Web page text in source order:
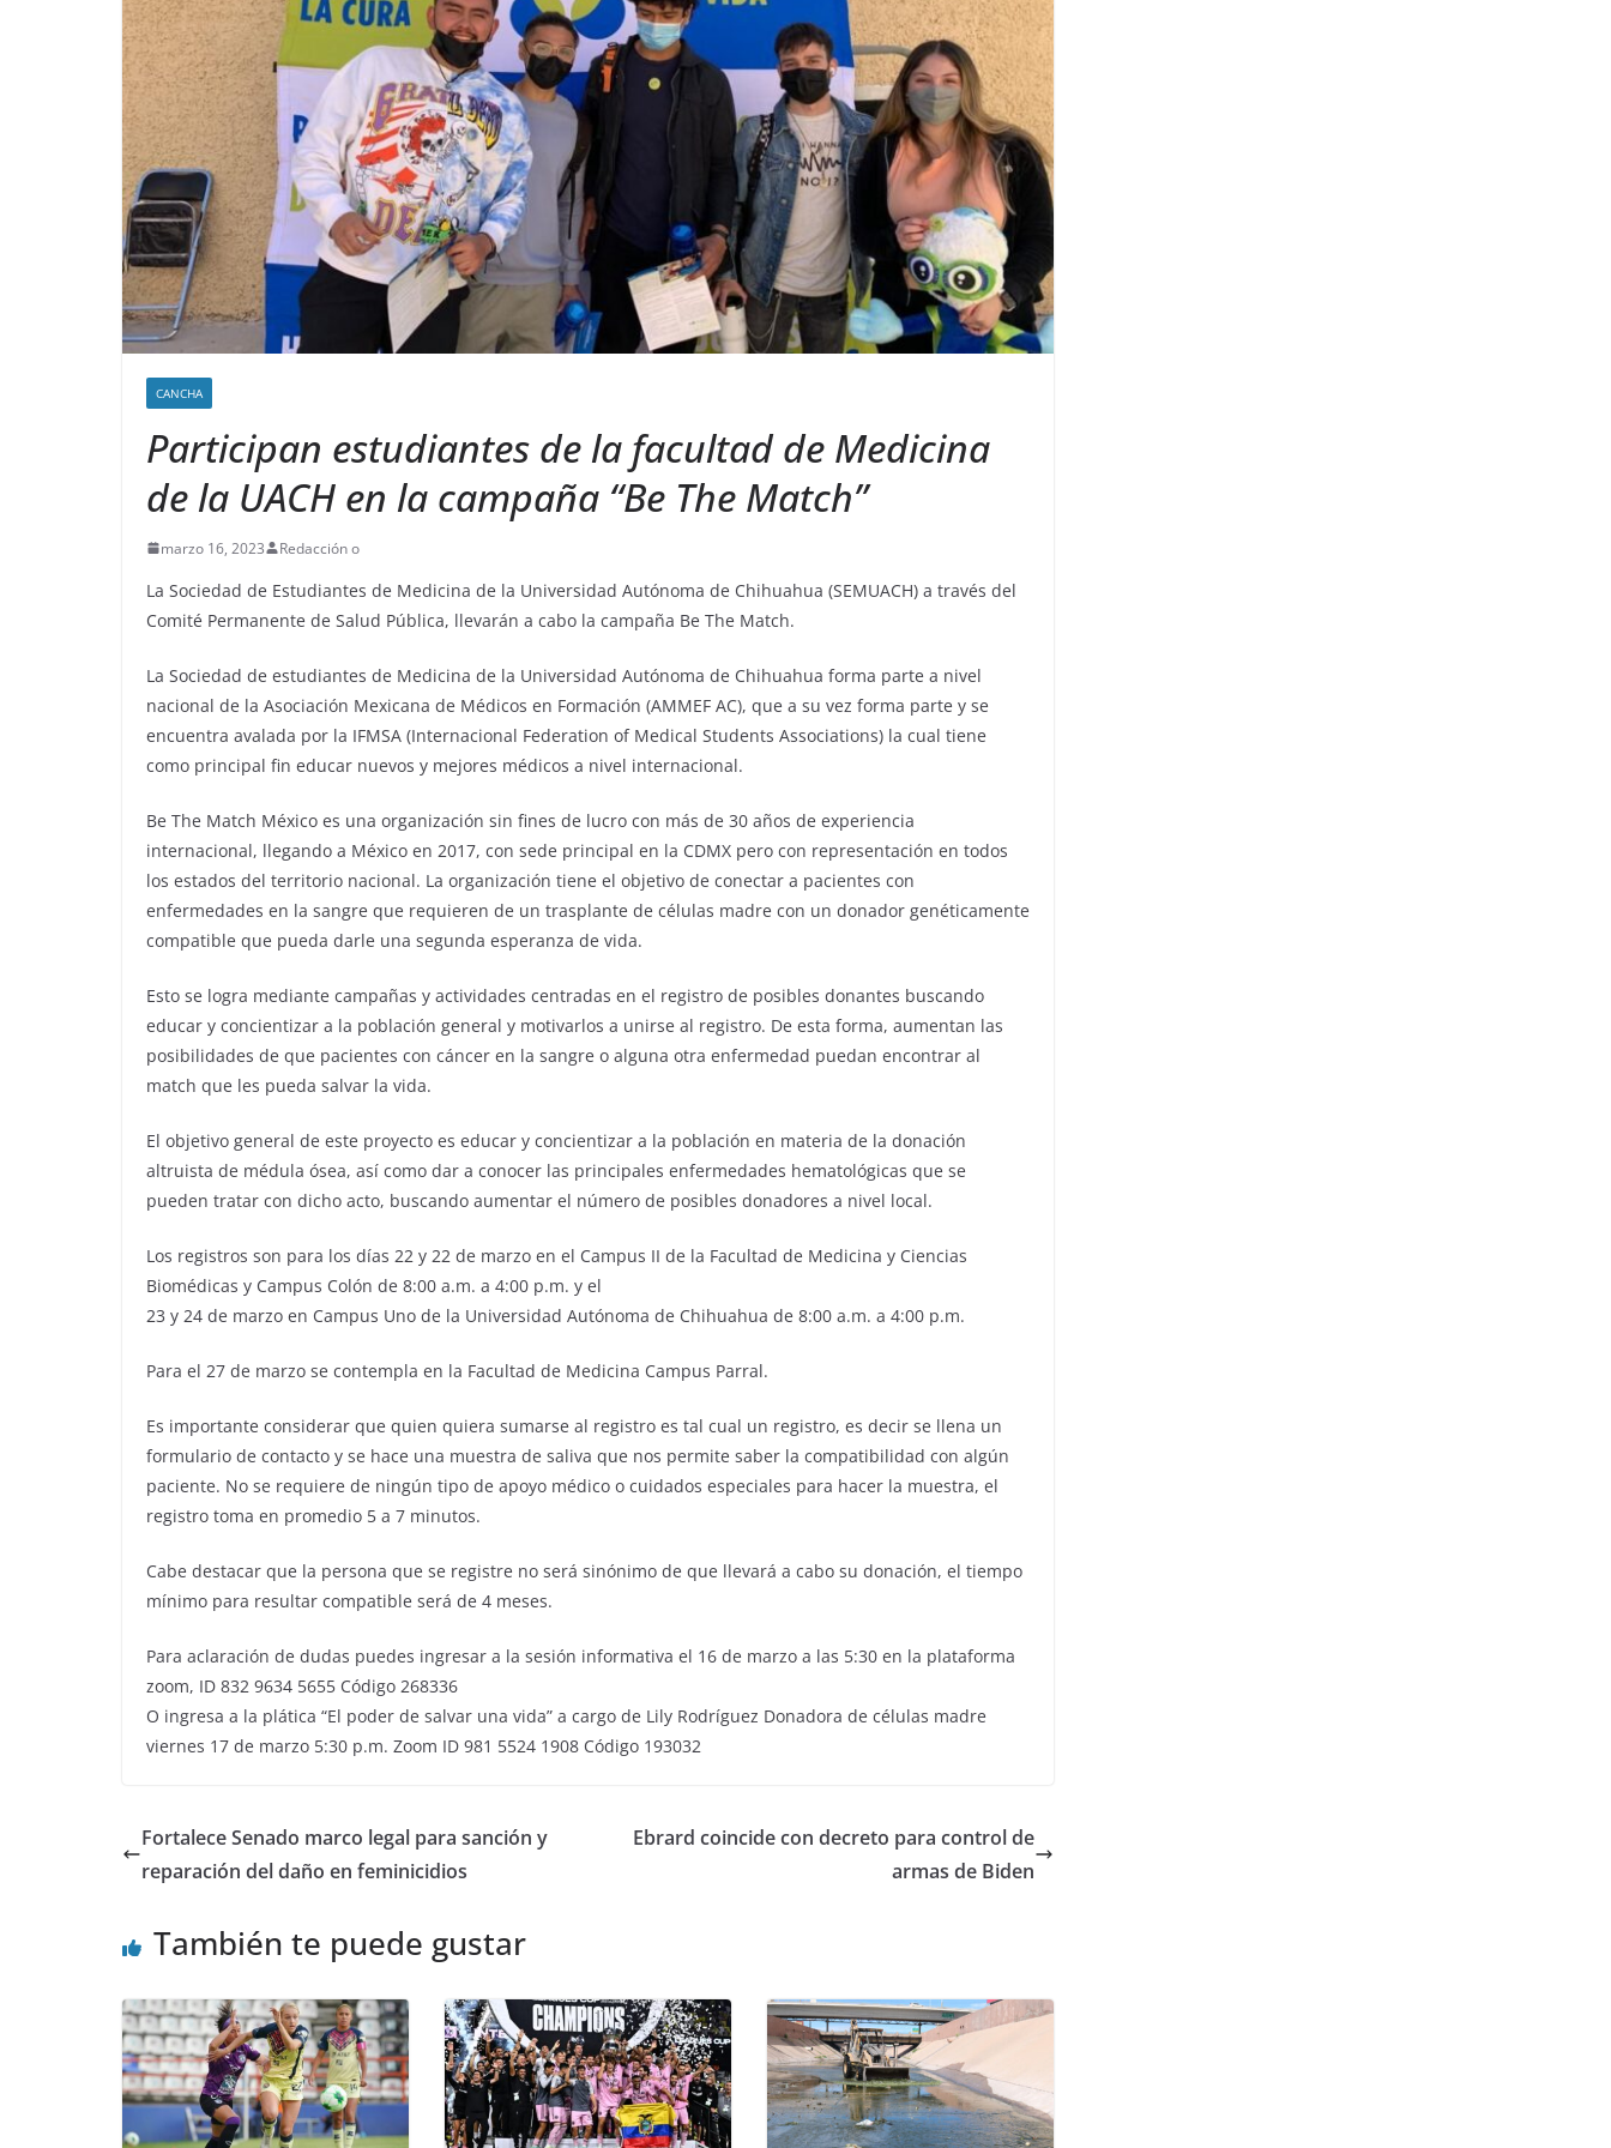
CANCHA
Participan estudiantes de la facultad de Medicina
de la UACH en la campaña “Be The Match”
marzo 16, 2023 Redacción o
La Sociedad de Estudiantes de Medicina de la Universidad Autónoma de Chihuahua (SEMUACH) a través del
Comité Permanente de Salud Pública, llevarán a cabo la campaña Be The Match.
La Sociedad de estudiantes de Medicina de la Universidad Autónoma de Chihuahua forma parte a nivel
nacional de la Asociación Mexicana de Médicos en Formación (AMMEF AC), que a su vez forma parte y se
encuentra avalada por la IFMSA (Internacional Federation of Medical Students Associations) la cual tiene
como principal fin educar nuevos y mejores médicos a nivel internacional.
Be The Match México es una organización sin fines de lucro con más de 30 años de experiencia
internacional, llegando a México en 2017, con sede principal en la CDMX pero con representación en todos
los estados del territorio nacional. La organización tiene el objetivo de conectar a pacientes con
enfermedades en la sangre que requieren de un trasplante de células madre con un donador genéticamente
compatible que pueda darle una segunda esperanza de vida.
Esto se logra mediante campañas y actividades centradas en el registro de posibles donantes buscando
educar y concientizar a la población general y motivarlos a unirse al registro. De esta forma, aumentan las
posibilidades de que pacientes con cáncer en la sangre o alguna otra enfermedad puedan encontrar al
match que les pueda salvar la vida.
El objetivo general de este proyecto es educar y concientizar a la población en materia de la donación
altruista de médula ósea, así como dar a conocer las principales enfermedades hematológicas que se
pueden tratar con dicho acto, buscando aumentar el número de posibles donadores a nivel local.
Los registros son para los días 22 y 22 de marzo en el Campus II de la Facultad de Medicina y Ciencias
Biomédicas y Campus Colón de 8:00 a.m. a 4:00 p.m. y el
23 y 24 de marzo en Campus Uno de la Universidad Autónoma de Chihuahua de 8:00 a.m. a 4:00 p.m.
Para el 27 de marzo se contempla en la Facultad de Medicina Campus Parral.
Es importante considerar que quien quiera sumarse al registro es tal cual un registro, es decir se llena un
formulario de contacto y se hace una muestra de saliva que nos permite saber la compatibilidad con algún
paciente. No se requiere de ningún tipo de apoyo médico o cuidados especiales para hacer la muestra, el
registro toma en promedio 5 a 7 minutos.
Cabe destacar que la persona que se registre no será sinónimo de que llevará a cabo su donación, el tiempo
mínimo para resultar compatible será de 4 meses.
Para aclaración de dudas puedes ingresar a la sesión informativa el 16 de marzo a las 5:30 en la plataforma
zoom, ID 832 9634 5655 Código 268336
O ingresa a la plática “El poder de salvar una vida” a cargo de Lily Rodríguez Donadora de células madre
viernes 17 de marzo 5:30 p.m. Zoom ID 981 5524 1908 Código 193032
Fortalece Senado marco legal para sanción y
reparación del daño en feminicidios
Ebrard coincide con decreto para control de
armas de Biden
También te puede gustar